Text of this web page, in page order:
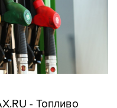
- Топливо